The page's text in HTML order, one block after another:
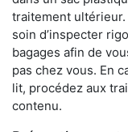
traitement
soin d’inspecter
bagages afin de
pas chez vous. En
lit, procédez aux
contenu.